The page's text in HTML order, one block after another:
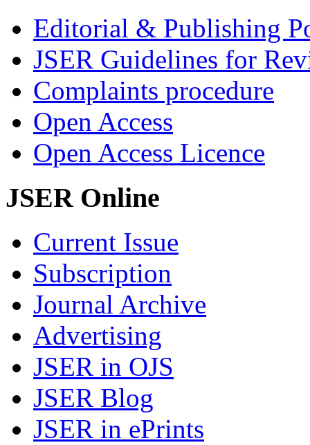
Editorial & Publishing
JSER Guidelines for
Complaints procedure
Open Access
Open Access Licence
JSER Online
Current Issue
Subscription
Journal Archive
Advertising
JSER in OJS
JSER Blog
JSER in ePrints